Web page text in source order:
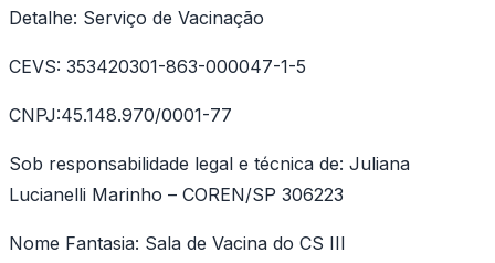
Detalhe: Serviço de Vacinação
CEVS: 353420301-863-000047-1-5
CNPJ:45.148.970/0001-77
Sob responsabilidade legal e técnica de: Juliana
Lucianelli Marinho – COREN/SP 306223
Nome Fantasia: Sala de Vacina do CS III